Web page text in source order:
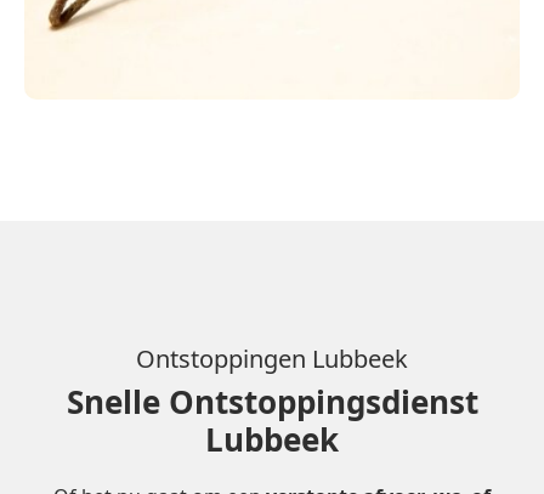
Ontstoppingen Lubbeek
Snelle Ontstoppingsdienst
Lubbeek